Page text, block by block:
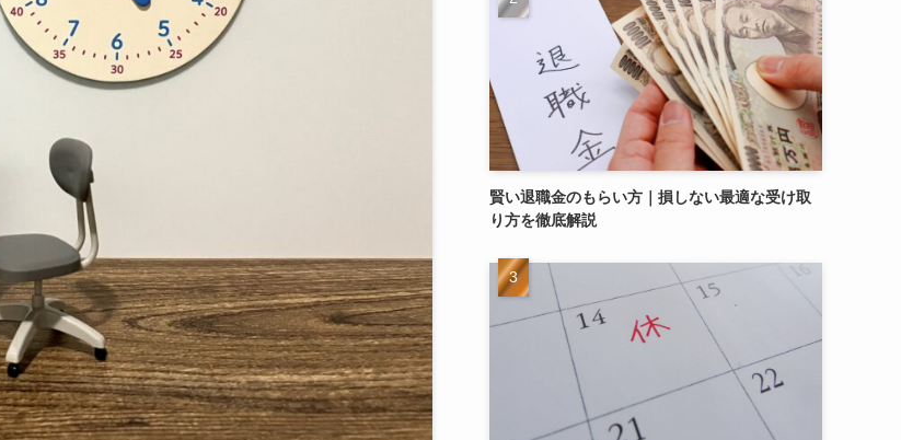
賢い退職金のもらい方｜損しない最適な受け取
り方を徹底解説